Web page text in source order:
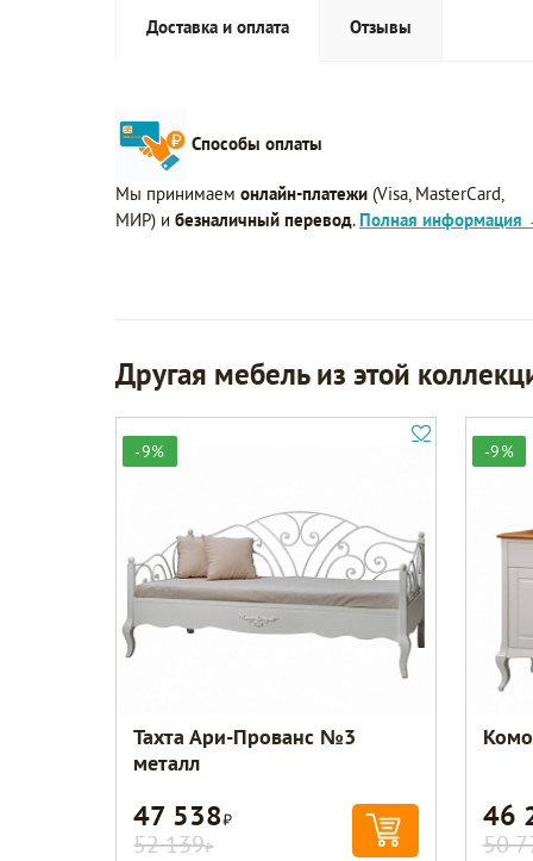
Доставка и оплата Отзывы
Способы оплаты
Мы принимаем онлайн-платежи (Visa, MasterCard,
МИР) и безналичный перевод. Полная
Другая мебель из этой
-9%
Тахта Ари-Прованс №3
металл
47 538Р
52 139Р
-9%
46
50